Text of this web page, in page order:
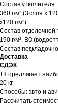
Состав
360 г/м² (3 слоя х
х120 г/м²)
Состав отделочной
190 г/м², ВО
Состав
Доставка
СДЭК
ТК предлагает
20 кг
Способы: авто и
Рассчитать